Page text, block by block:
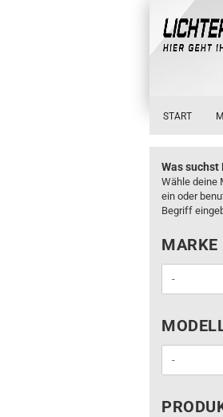
START
Was suchst
Wähle deine
ein oder
Begriff
MARKE
MARKE
MODELL
PRODUKTE